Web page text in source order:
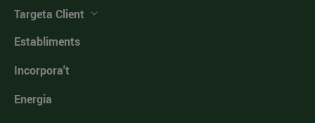
Targeta Client
Establiments
Incorpora't
Energia